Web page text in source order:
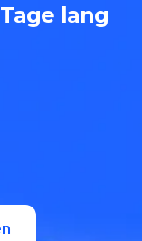
lang